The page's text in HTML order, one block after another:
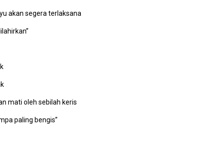
akan segera terlaksana
mati oleh sebilah keris
paling bengis”